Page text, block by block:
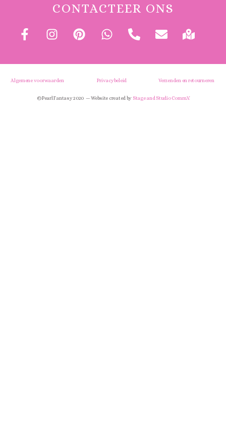
CONTACTEER ONS
Algemene voorwaarden Privacybeleid Verzenden en retourneren
© Pearl Fantasy 2020 — Website created by Stage and Studio Comm.V.